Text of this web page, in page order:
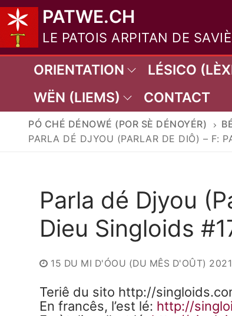
Aller
au
contenu
PATWE.CH
LE PATOIS ARPITAN DE
ORIENTATION LÉSICO
WËN (LIEMS)
CONTACT
PÓ CHÉ DÉNOWÉ (POR SÈ DÉNOYÉR)
PARLA DÉ DJYOU (PARLAR DE DIÔ) – F:
Parla dé Djyou
Dieu Singloids
15 DU MI D'ÓOU (DU MÊS D'OÛT) 2021
Teriê du sito http://
En francês, l’est lé: http://